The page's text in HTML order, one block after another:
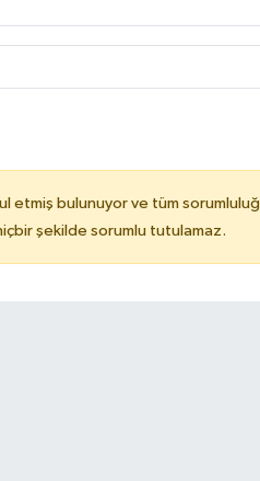
etmiş bulunuyor ve tüm
şekilde sorumlu tutulamaz.